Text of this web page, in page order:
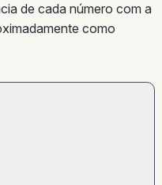
de cada número com a
como